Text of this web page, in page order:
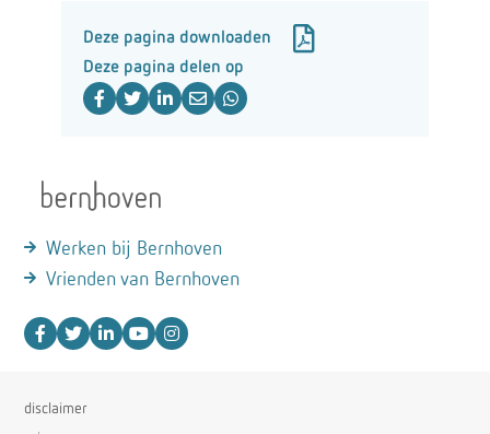
Deze pagina downloaden
Deze pagina delen op
Werken bij Bernhoven
Vrienden van Bernhoven
disclaimer